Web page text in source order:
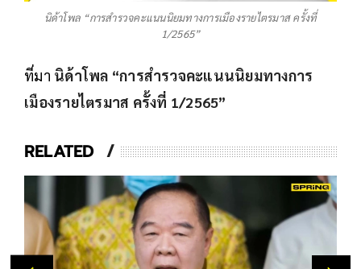
นิด้าโพล “การสำรวจคะแนนนิยมทางการเมืองรายไตรมาส ครั้งที่
1/2565”
ที่มา นิด้าโพล “การสำรวจคะแนนนิยมทางการ
เมืองรายไตรมาส ครั้งที่ 1/2565”
RELATED